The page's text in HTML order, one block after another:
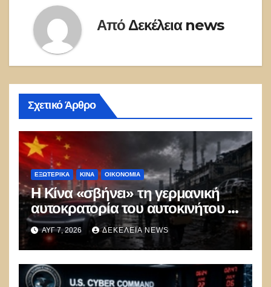
Από Δεκέλεια news
Σχετικό Άρθρο
ΕΞΩΤΕΡΙΚΑ ΚΊΝΑ ΟΙΚΟΝΟΜΙΑ
Η Κίνα «σβήνει» τη γερμανική
αυτοκρατορία του αυτοκινήτου –
100.000 απολύσεις, λουκέτα και
πολιτικός πανικός
ΑΥΓ 7, 2026 ΔΕΚΈΛΕΙΑ NEWS